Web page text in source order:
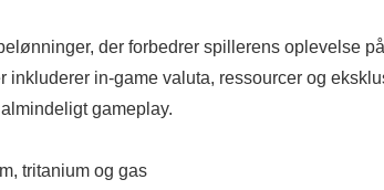
der forbedrer spillerens oplevelse
inkluderer in-game valuta, ressourcer og
gameplay.
tritanium og gas